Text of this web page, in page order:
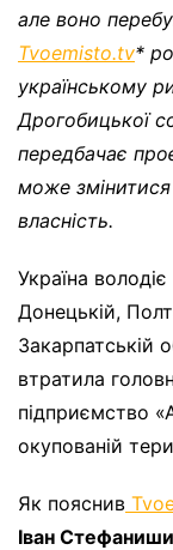
але воно
Tvoemisto.tv*
українському
Дрогобицької
передбачає
може змінитися
власність.
Україна
Донецькій,
Закарпатській
втратила
підприємство
окупованій
Як пояснив
Іван